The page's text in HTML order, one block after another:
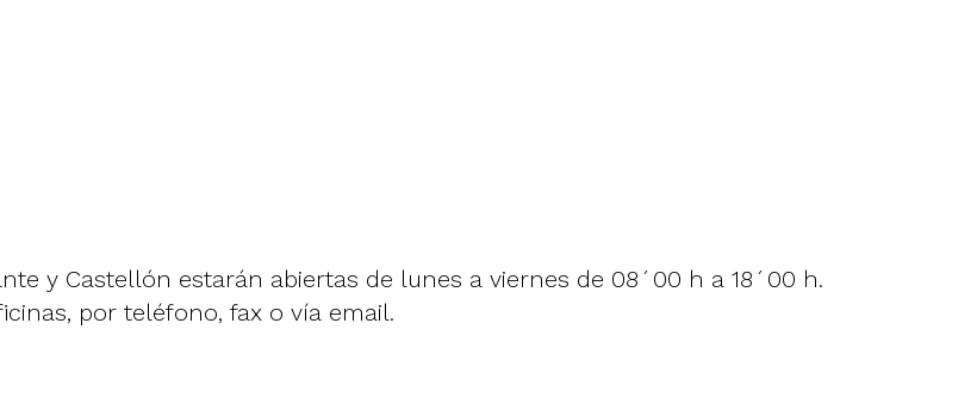
y Castellón estarán abiertas de lunes a viernes de 08´00 h a 18´00 h.
por teléfono, fax o vía email.